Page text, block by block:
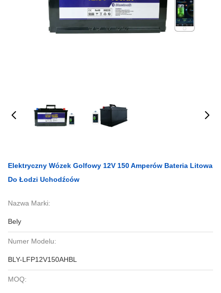
Elektryczny Wózek Golfowy 12V 150 Amperów Bateria Litowa
Do Łodzi Uchodźców
Nazwa Marki:
Bely
Numer Modelu:
BLY-LFP12V150AHBL
MOQ: